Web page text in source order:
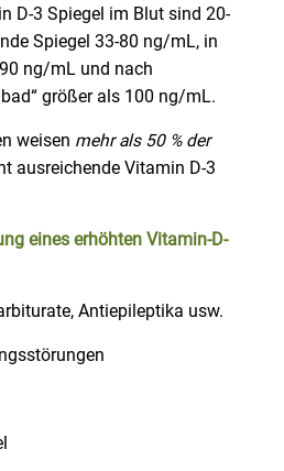
D-3 Spiegel im Blut sind 20-
Spiegel 33-80 ng/mL, in
ng/mL und nach
größer als 100 ng/mL.
weisen mehr als 50 % der
ausreichende Vitamin D-3
eines erhöhten Vitamin-D-
Antiepileptika usw.